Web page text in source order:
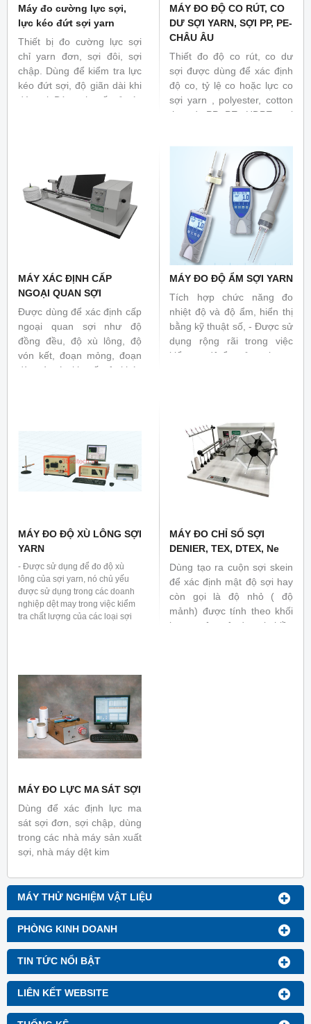
MÁY THỬ NGHIỆM VẬT LIỆU
PHÒNG KINH DOANH
TIN TỨC NỔI BẬT
LIÊN KẾT WEBSITE
Máy đo cường lực sợi,
lực kéo đứt sợi yarn
Thiết bị đo cường lực sợi
chỉ yarn đơn, sợi đôi, sợi
chập. Dùng để kiểm tra lực
kéo đứt sợi, độ giãn dài khi
đứt sợi. Dùng cho tất cả các
1578, ASTM D 2653, ASTM
D 3106, ASTM D 2731,
ASTM D 4034, ASTM D
5344, ASTM D 6720, ISO
2062, ISO 3341, ISO 6939,
MÁY ĐO ĐỘ CO RÚT, CO
DƯ SỢI YARN, SỢI PP, PE-
CHÂU ÂU
Thiết đo độ co rút, co dư
sợi được dùng để xác định
độ co, tỷ lệ co hoặc lực co
sợi yarn , polyester, cotton
thread, PP, PE, HDPE, sợi
MÁY XÁC ĐỊNH CẤP
NGOẠI QUAN SỢI
Được dùng để xác định cấp
ngoại quan sợi như độ
đồng đều, độ xù lông, độ
vón kết, đoạn mỏng, đoạn
dày và các khuyết tật khác
MÁY ĐO ĐỘ ẨM SỢI YARN
Tích hợp chức năng đo
nhiệt độ và độ ẩm, hiển thị
bằng kỹ thuật số, - Được sử
dụng rộng rãi trong việc
kiểm tra độ ẩm của sợi yarn
MÁY ĐO ĐỘ XÙ LÔNG SỢI
YARN
- Được sử dụng để đo độ xù
lông của sợi yarn, nó chủ yếu
được sử dụng trong các doanh
nghiệp dệt may trong việc kiểm
tra chất lượng của các loại sợi
MÁY ĐO CHỈ SỐ SỢI
DENIER, TEX, DTEX, Ne
Dùng tạo ra cuộn sợi skein
để xác định mật độ sợi hay
còn gọi là độ nhỏ ( độ
mảnh) được tính theo khối
lượng trên một đơn vị chiều
MÁY ĐO LỰC MA SÁT SỢI
Dùng để xác định lực ma
sát sợi đơn, sợi chập, dùng
trong các nhà máy sản xuất
sợi, nhà máy dệt kim